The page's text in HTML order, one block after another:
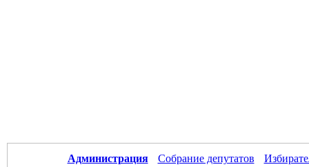
Администрация Собрание депутатов